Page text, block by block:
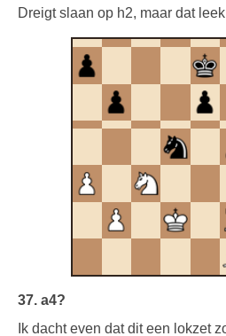
Dreigt slaan op h2, maar dat
37. a4?
Ik dacht even dat dit een lokzet